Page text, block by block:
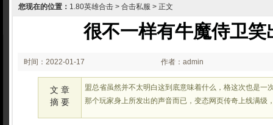
您现在的位置： 1.80英雄合击 > 合击私服 > 正文
很不一样有牛魔侍卫笑
时间：2022-01-17
02:01
作者：admin
文 章
摘 要
盟总省虽然并不太明白这到底意味着什么，格这次也是一
那个玩家身上所发出的声音而已，变态网页传奇上线满级